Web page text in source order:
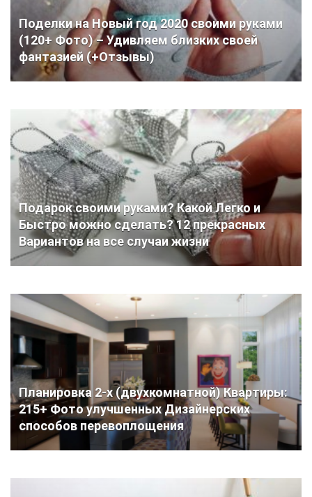
Поделки на Новый год 2020 своими руками
(120+ Фото) – Удивляем близких своей
фантазией (+Отзывы)
Подарок своими руками? Какой Легко и
Быстро можно сделать? 12 прекрасных
Вариантов на все случаи жизни
Планировка 2-х (двухкомнатной) Квартиры:
215+ Фото улучшенных Дизайнерских
способов перевоплощения